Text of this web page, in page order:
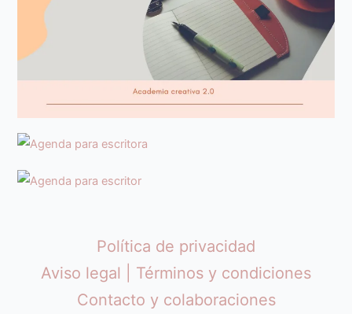
Política de privacidad
Aviso legal | Términos y condiciones
Contacto y colaboraciones